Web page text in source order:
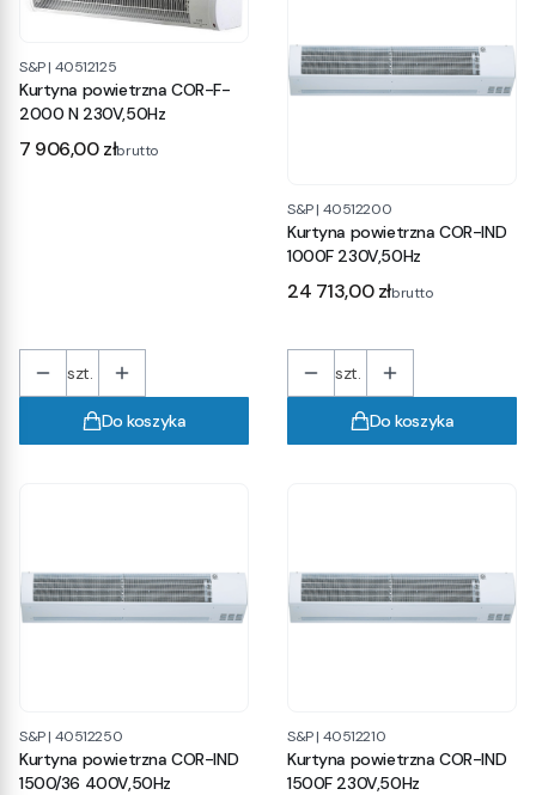
S&P| 40512125
Kurtyna powietrzna COR-F-
2000 N 230V,50Hz
Cena
7 906,00 złbrutto
szt.
Do koszyka
S&P| 40512200
Kurtyna powietrzna COR-IND
1000F 230V,50Hz
Cena
24 713,00 złbrutto
szt.
Do koszyka
S&P| 40512250
Kurtyna powietrzna COR-IND
1500/36 400V,50Hz
S&P| 40512210
Kurtyna powietrzna COR-IND
1500F 230V,50Hz